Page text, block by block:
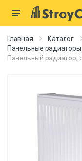
Главная Каталог
Панельные радиаторы
Панельный радиатор,